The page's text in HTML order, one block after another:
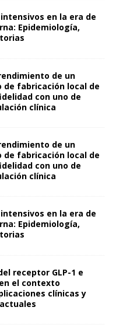
en la era de
Epidemiología,
de un
de fabricación local de
con uno de
clínica
de un
de fabricación local de
con uno de
clínica
en la era de
Epidemiología,
receptor GLP-1 e
el contexto
clínicas y